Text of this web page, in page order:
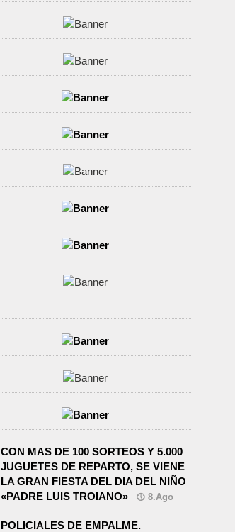
CON MAS DE 100 SORTEOS Y 5.000
JUGUETES DE REPARTO, SE VIENE
LA GRAN FIESTA DEL DIA DEL NIÑO
«PADRE LUIS TROIANO»
8.Ago
POLICIALES DE EMPALME.